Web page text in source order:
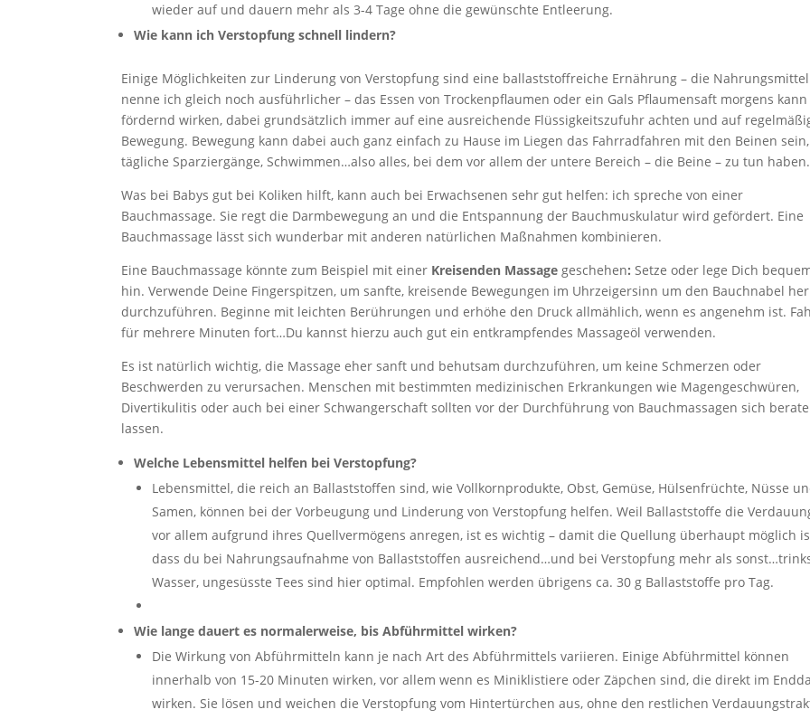
wieder auf und dauern mehr als 3-4 Tage ohne die gewünschte Entleerung.
Wie kann ich Verstopfung schnell lindern?
Einige Möglichkeiten zur Linderung von Verstopfung sind eine ballaststoffreiche Ernährung – die Nahrungsmittel
nenne ich gleich noch ausführlicher – das Essen von Trockenpflaumen oder ein Gals Pflaumensaft morgens kann
fördernd wirken, dabei grundsätzlich immer auf eine ausreichende Flüssigkeitszufuhr achten und auf
Bewegung. Bewegung kann dabei auch ganz einfach zu Hause im Liegen das Fahrradfahren mit den Beinen sein,
tägliche Sparziergänge, Schwimmen…also alles, bei dem vor allem der untere Bereich – die Beine – zu tun haben.
Was bei Babys gut bei Koliken hilft, kann auch bei Erwachsenen sehr gut helfen: ich spreche von einer
Bauchmassage. Sie regt die Darmbewegung an und die Entspannung der Bauchmuskulatur wird gefördert. Eine
Bauchmassage lässt sich wunderbar mit anderen natürlichen Maßnahmen kombinieren.
Eine Bauchmassage könnte zum Beispiel mit einer Kreisenden Massagegeschehen: Setze oder lege Dich
hin. Verwende Deine Fingerspitzen, um sanfte, kreisende Bewegungen im Uhrzeigersinn um den Bauchnabel
durchzuführen. Beginne mit leichten Berührungen und erhöhe den Druck allmählich, wenn es angenehm ist.
für mehrere Minuten fort…Du kannst hierzu auch gut ein entkrampfendes Massageöl verwenden.
Es ist natürlich wichtig, die Massage eher sanft und behutsam durchzuführen, um keine Schmerzen oder
Beschwerden zu verursachen. Menschen mit bestimmten medizinischen Erkrankungen wie Magengeschwüren,
Divertikulitis oder auch bei einer Schwangerschaft sollten vor der Durchführung von Bauchmassagen sich
lassen.
Welche Lebensmittel helfen bei Verstopfung?
Lebensmittel, die reich an Ballaststoffen sind, wie Vollkornprodukte, Obst, Gemüse, Hülsenfrüchte, Nüsse
Samen, können bei der Vorbeugung und Linderung von Verstopfung helfen. Weil Ballaststoffe die
vor allem aufgrund ihres Quellvermögens anregen, ist es wichtig – damit die Quellung überhaupt möglich
dass du bei Nahrungsaufnahme von Ballaststoffen ausreichend…und bei Verstopfung mehr als
Wasser, ungesüsste Tees sind hier optimal. Empfohlen werden übrigens ca. 30 g Ballaststoffe pro Tag.
Wie lange dauert es normalerweise, bis Abführmittel wirken?
Die Wirkung von Abführmitteln kann je nach Art des Abführmittels variieren. Einige Abführmittel können
innerhalb von 15-20 Minuten wirken, vor allem wenn es Miniklistiere oder Zäpchen sind, die direkt im
wirken. Sie lösen und weichen die Verstopfung vom Hintertürchen aus, ohne den restlichen